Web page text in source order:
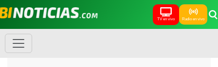
TV en vivo Radio en vivo